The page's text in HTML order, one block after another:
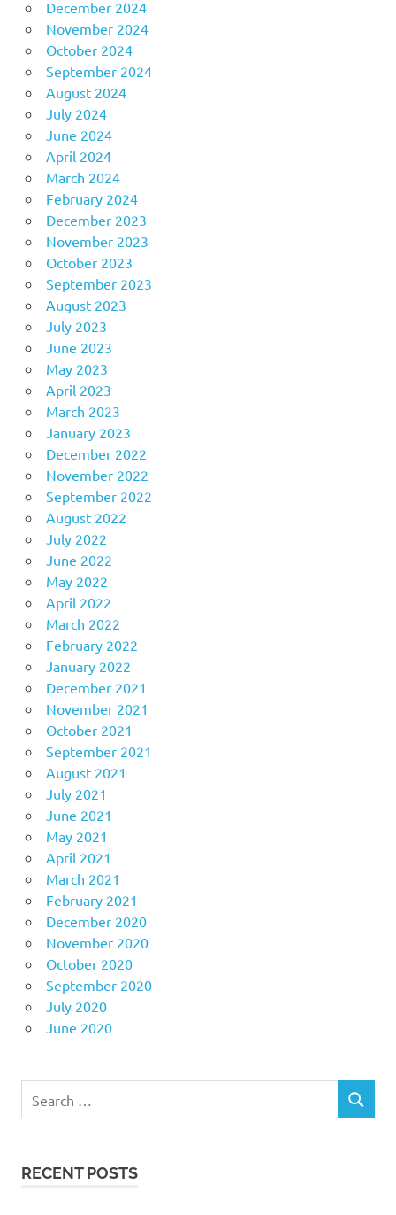
December 2024
November 2024
October 2024
September 2024
August 2024
July 2024
June 2024
April 2024
March 2024
February 2024
December 2023
November 2023
October 2023
September 2023
August 2023
July 2023
June 2023
May 2023
April 2023
March 2023
January 2023
December 2022
November 2022
September 2022
August 2022
July 2022
June 2022
May 2022
April 2022
March 2022
February 2022
January 2022
December 2021
November 2021
October 2021
September 2021
August 2021
July 2021
June 2021
May 2021
April 2021
March 2021
February 2021
December 2020
November 2020
October 2020
September 2020
July 2020
June 2020
for:
SEARCH
RECENT POSTS